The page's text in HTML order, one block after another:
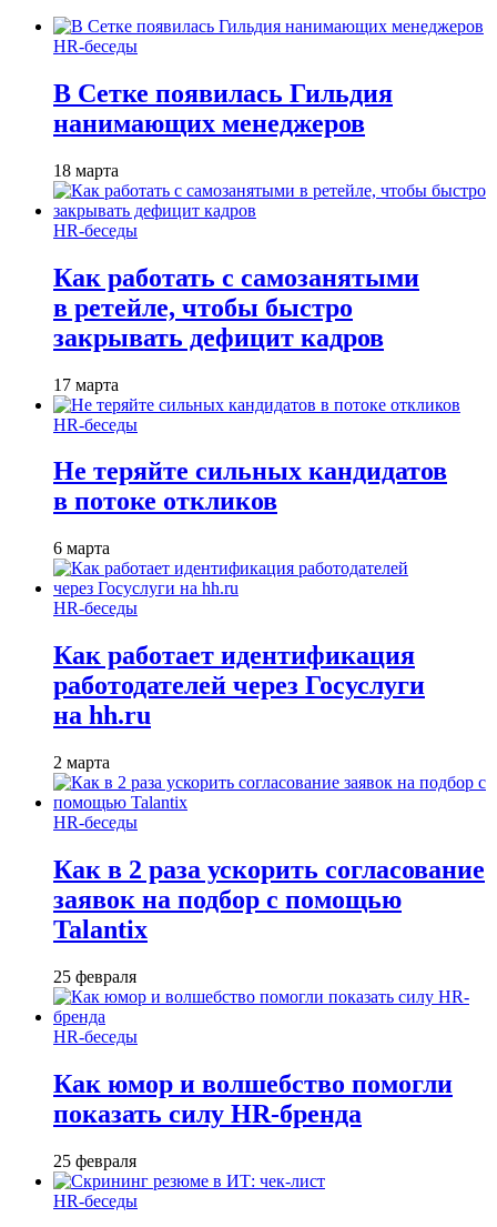
HR-беседы
В Сетке появилась Гильдия
нанимающих менеджеров
18 марта
HR-беседы
Как работать с самозанятыми
в ретейле, чтобы быстро
закрывать дефицит кадров
17 марта
HR-беседы
Не теряйте сильных кандидатов
в потоке откликов
6 марта
HR-беседы
Как работает идентификация
работодателей через Госуслуги
на hh.ru
2 марта
HR-беседы
Как в 2 раза ускорить согласование
заявок на подбор с помощью
Talantix
25 февраля
HR-беседы
Как юмор и волшебство помогли
показать силу HR-бренда
25 февраля
HR-беседы